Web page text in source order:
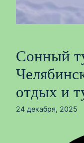
Сонный
отдых и
24 декабря, 2025